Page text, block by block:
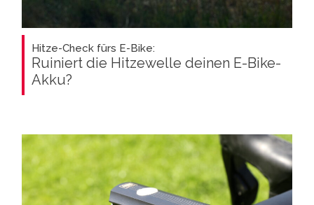
Hitze-Check fürs E-Bike:
Ruiniert die Hitzewelle deinen E-Bike-
Akku?